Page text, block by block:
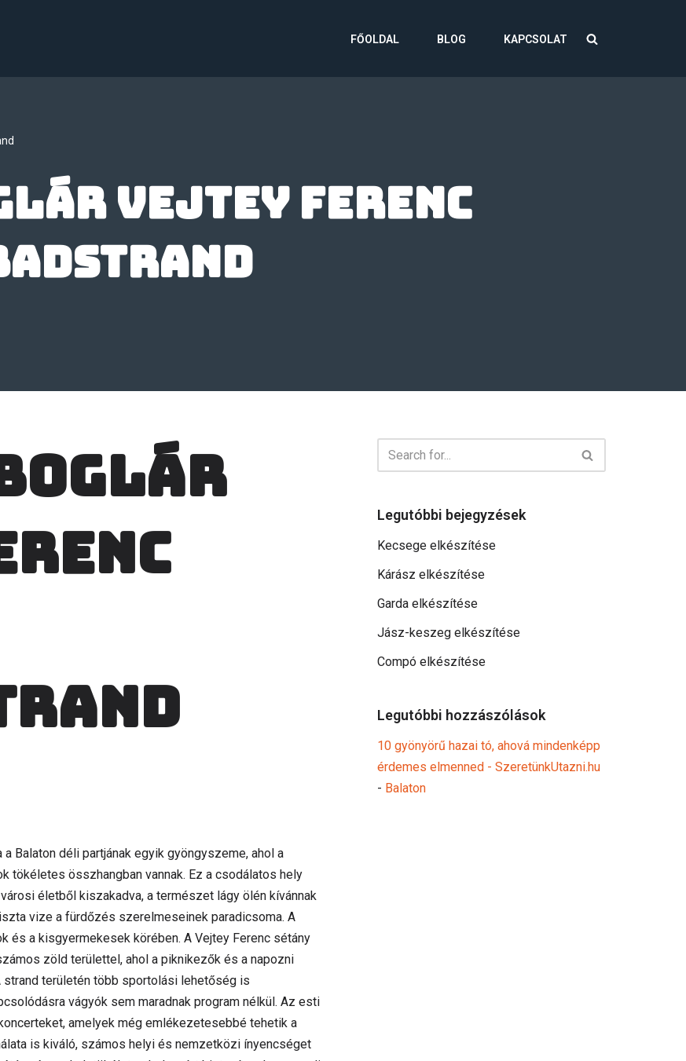
FŐOLDAL BLOG KAPCSOLAT
Vejtey Ferenc
Balaton déli partjának egyik gyöngyszeme, ahol a
összhangban vannak. Ez a csodálatos hely
életből kiszakadva, a természet lágy ölén kívánnak
vize a fürdőzés szerelmeseinek paradicsoma. A
és a kisgyermekesek körében. A Vejtey Ferenc sétány
zöld területtel, ahol a piknikezők és a napozni
területén több sportolási lehetőség is
vágyók sem maradnak program nélkül. Az esti
amelyek még emlékezetesebbé tehetik a
is kiváló, számos helyi és nemzetközi ínyencséget
Legutóbbi bejegyzések
Kecsege elkészítése
Kárász elkészítése
Garda elkészítése
Jász-keszeg elkészítése
Compó elkészítése
Legutóbbi hozzászólások
10 gyönyörű hazai tó, ahová mindenképp
érdemes elmenned - SzeretünkUtazni.hu
- Balaton